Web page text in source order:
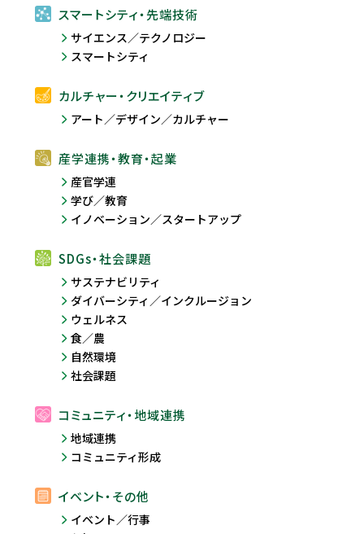
スマートシティ・先端技術
サイエンス／テクノロジー
スマートシティ
カルチャー・クリエイティブ
アート／デザイン／カルチャー
産学連携・教育・起業
産官学連
学び／教育
イノベーション／スタートアップ
SDGs・社会課題
サステナビリティ
ダイバーシティ／インクルージョン
ウェルネス
食／農
自然環境
社会課題
コミュニティ・地域連携
地域連携
コミュニティ形成
イベント・その他
イベント／行事